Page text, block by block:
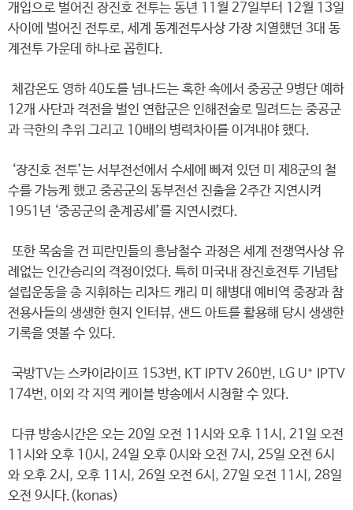
개입으로 벌어진 장진호 전투는 동년 11월 27일부터 12월 13일
사이에 벌어진 전투로, 세계 동계전투사상 가장 치열했던 3대 동
계전투 가운데 하나로 꼽힌다.
체감온도 영하 40도를 넘나드는 혹한 속에서 중공군 9병단 예하
12개 사단과 격전을 벌인 연합군은 인해전술로 밀려드는 중공군
과 극한의 추위 그리고 10배의 병력차이를 이겨내야 했다.
‘장진호 전투’는 서부전선에서 수세에 빠져 있던 미 제8군의 철
수를 가능케 했고 중공군의 동부전선 진출을 2주간 지연시켜
1951년 ‘중공군의 춘계공세’를 지연시켰다.
또한 목숨을 건 피란민들의 흥남철수 과정은 세계 전쟁역사상 유
례없는 인간승리의 격정이었다. 특히 미국내 장진호전투 기념탑
설립운동을 총 지휘하는 리차드 캐리 미 해병대 예비역 중장과 참
전용사들의 생생한 현지 인터뷰, 샌드 아트를 활용해 당시 생생한
기록을 엿볼 수 있다.
국방TV는 스카이라이프 153번, KT IPTV 260번, LG U⁺ IPTV
174번, 이외 각 지역 케이블 방송에서 시청할 수 있다.
다큐 방송시간은 오는 20일 오전 11시와 오후 11시, 21일 오전
11시와 오후 10시, 24일 오후 0시와 오전 7시, 25일 오전 6시
와 오후 2시, 오후 11시, 26일 오전 6시, 27일 오전 11시, 28일
오전 9시다.(konas)